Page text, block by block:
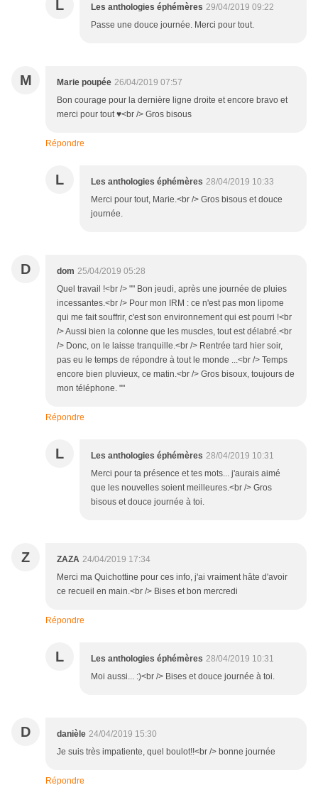
L Les anthologies éphémères 29/04/2019 09:22
Passe une douce journée. Merci pour tout.
M Marie poupée 26/04/2019 07:57
Bon courage pour la dernière ligne droite et encore bravo et
merci pour tout ♥<br /> Gros bisous
Répondre
L Les anthologies éphémères 28/04/2019 10:33
Merci pour tout, Marie.<br /> Gros bisous et douce
journée.
D dom 25/04/2019 05:28
Quel travail !<br /> "" Bon jeudi, après une journée de pluies
incessantes.<br /> Pour mon IRM : ce n'est pas mon lipome
qui me fait souffrir, c'est son environnement qui est pourri !<br
/> Aussi bien la colonne que les muscles, tout est délabré.<br
/> Donc, on le laisse tranquille.<br /> Rentrée tard hier soir,
pas eu le temps de répondre à tout le monde ...<br /> Temps
encore bien pluvieux, ce matin.<br /> Gros bisoux, toujours de
mon téléphone. ""
Répondre
L Les anthologies éphémères 28/04/2019 10:31
Merci pour ta présence et tes mots... j'aurais aimé
que les nouvelles soient meilleures.<br /> Gros
bisous et douce journée à toi.
Z ZAZA 24/04/2019 17:34
Merci ma Quichottine pour ces info, j'ai vraiment hâte d'avoir
ce recueil en main.<br /> Bises et bon mercredi
Répondre
L Les anthologies éphémères 28/04/2019 10:31
Moi aussi... :)<br /> Bises et douce journée à toi.
D danièle 24/04/2019 15:30
Je suis très impatiente, quel boulot!!<br /> bonne journée
Répondre